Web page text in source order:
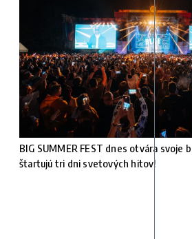
BIG SUMMER FEST dnes otvára svoje
štartujú tri dni svetových hitov!